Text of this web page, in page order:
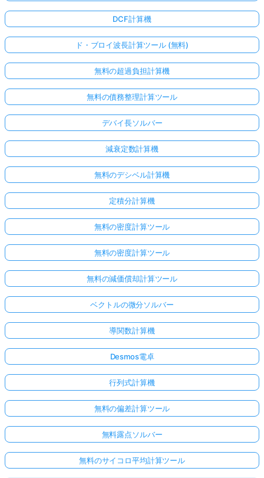
DCF計算機
ド・ブロイ波長計算ツール (無料)
無料の超過負担計算機
無料の債務整理計算ツール
デバイ長ソルバー
減衰定数計算機
無料のデシベル計算機
定積分計算機
無料の密度計算ツール
無料の密度計算ツール
無料の減価償却計算ツール
ベクトルの微分ソルバー
導関数計算機
Desmos電卓
行列式計算機
無料の偏差計算ツール
無料露点ソルバー
無料のサイコロ平均計算ツール